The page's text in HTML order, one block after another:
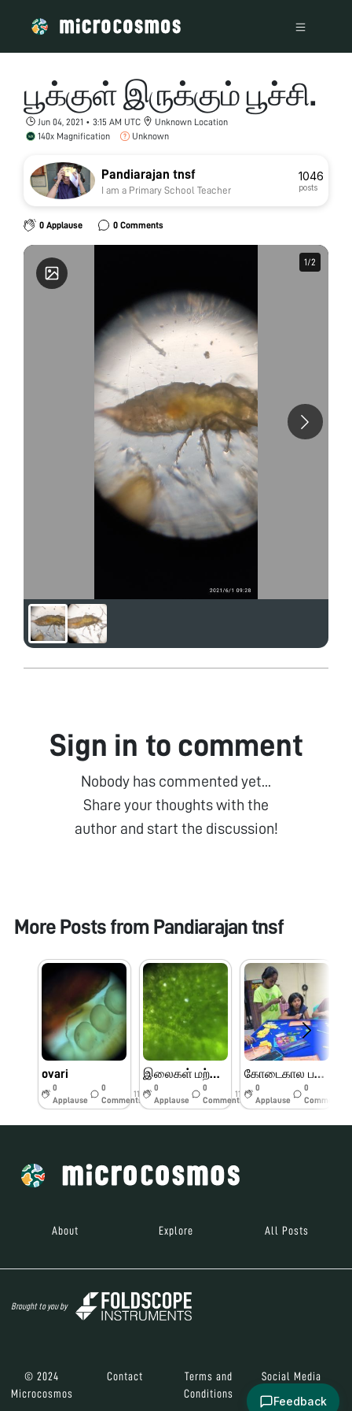
பூக்குள் இருக்கும் பூச்சி.
Jun 04, 2021 • 3:15 AM UTC
Unknown Location
140x Magnification
Unknown
Pandiarajan tnsf
I am a Primary School Teacher
1046
posts
0 Applause 0 Comments
1/2
1/2
Sign in to comment
Nobody has commented yet...
Share your thoughts with the
author and start the discussion!
More Posts from Pandiarajan tnsf
ovari
0
Applause
0
Comments
11w
இலைகள் மற்றும் பூக்களின் பாகங்கள்
0
Applause
0
Comments
11w
கோடைகால பயிற்சி முகாம் பெரியார் அறிவியல் மையம்
0
Applause
0
Comments
About Explore All Posts
Brought to you by
© 2024
Microcosmos
Contact
Terms and
Conditions
Social Media
Feedback